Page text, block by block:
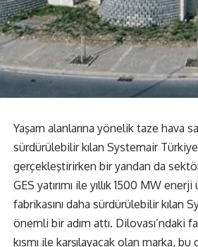
Yaşam alanlarına yönelik taze
sürdürülebilir kılan Systemair
gerçekleştirirken bir yandan da
GES yatırımı ile yıllık 1500 MW
fabrikasını daha sürdürülebilir kılan
önemli bir adım attı. Dilovası’ndaki
kısmı ile karşılayacak olan marka,